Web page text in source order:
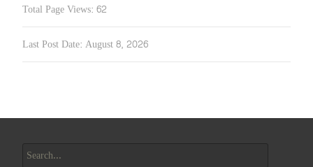
Total Page Views: 62
Last Post Date: August 8, 2026
for: